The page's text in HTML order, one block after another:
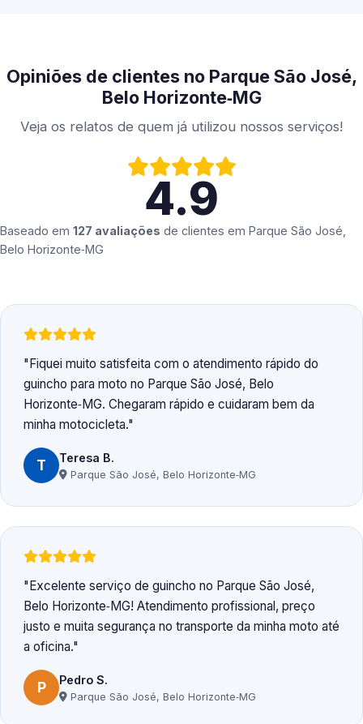
Opiniões de clientes no Parque São José,
Belo Horizonte‑MG
Veja os relatos de quem já utilizou nossos serviços!
4.9
Baseado em 127 avaliações de clientes em Parque São José,
Belo Horizonte‑MG
Fiquei muito satisfeita com o atendimento rápido do
guincho para moto no Parque São José, Belo
Horizonte‑MG. Chegaram rápido e cuidaram bem da
minha motocicleta.
T Teresa B.
Parque São José, Belo Horizonte‑MG
Excelente serviço de guincho no Parque São José,
Belo Horizonte‑MG! Atendimento profissional, preço
justo e muita segurança no transporte da minha moto até
a oficina.
P Pedro S.
Parque São José, Belo Horizonte‑MG